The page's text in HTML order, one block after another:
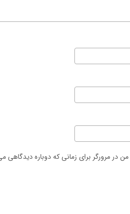
در مرورگر برای زمانی که دوباره دیدگاهی